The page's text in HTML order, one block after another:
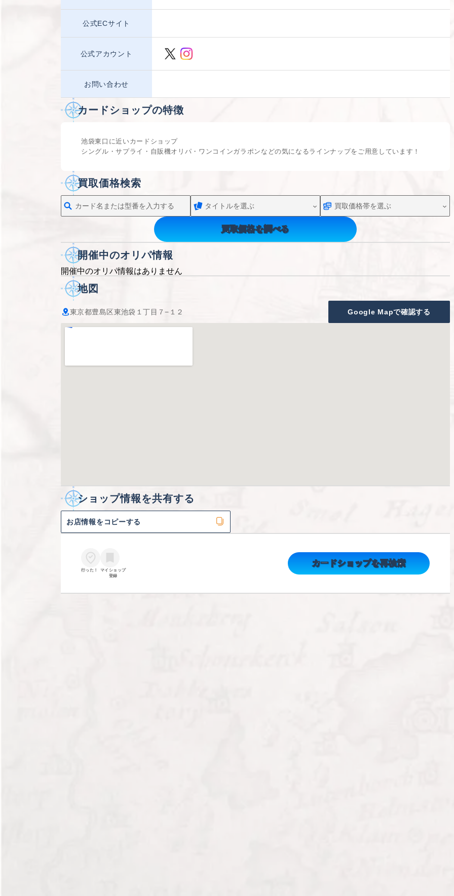
公式ECサイト
公式アカウント
お問い合わせ
カードショップの特徴
池袋東口に近いカードショップ
シングル・サプライ・自販機オリパ・ワンコインガラポンなどの気になるラインナップをご用意しています！
買取価格検索
買取価格を調べる
開催中のオリパ情報
開催中のオリパ情報はありません
地図
東京都豊島区東池袋１丁目７−１２ Google Mapで確認する
ショップ情報を共有する
お店情報をコピーする
行った！
マイショップ
登録
カードショップを再検索